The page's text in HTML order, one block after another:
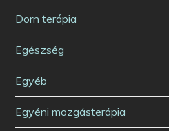
Dorn terápia
Egészség
Egyéb
Egyéni mozgásterápia